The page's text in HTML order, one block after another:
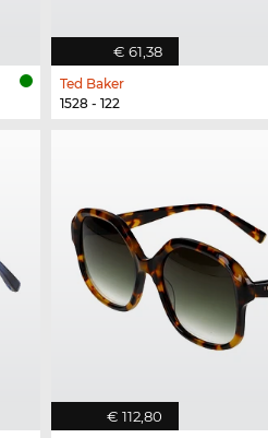
€ 61,38
Ted Baker
1528 - 122
€ 112,80